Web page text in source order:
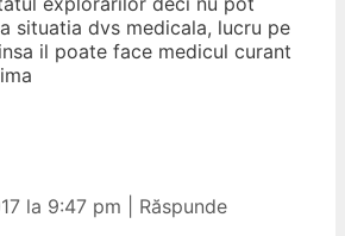
situatia dvs medicala, lucru pe
il poate face medicul curant
la 9:47 pm
Răspunde